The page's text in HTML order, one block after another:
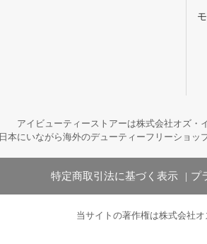
アイビューティーストアーは株式会社オズ・
日本にいながら海外のデューティーフリーショ
特定商取引法に基づく表示 プ
当サイトの著作権は株式会社